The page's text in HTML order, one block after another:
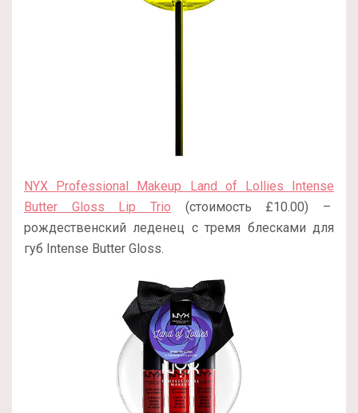
NYX Professional Makeup Land of Lollies Intense
Butter Gloss Lip Trio (стоимость £10.00) –
рождественский леденец с тремя блесками для
губ Intense Butter Gloss.